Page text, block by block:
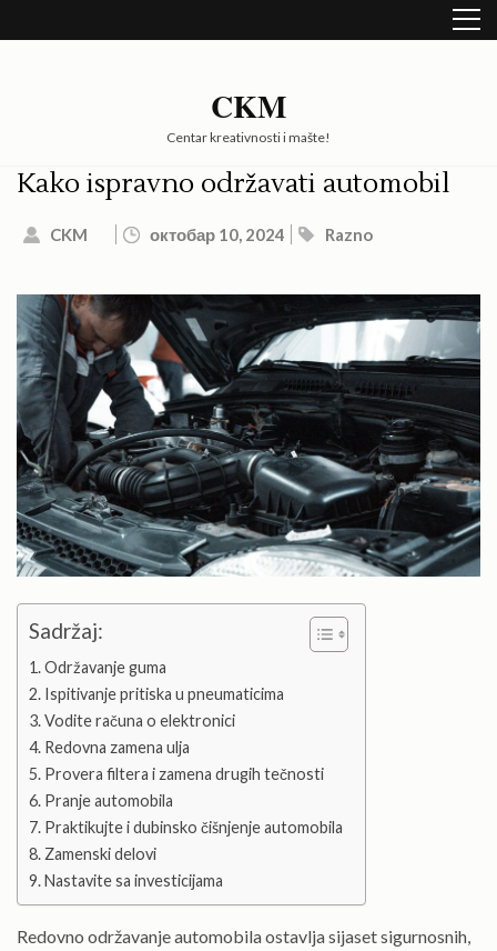
to
CKM
Centar kreativnosti i mašte!
Kako ispravno održavati automobil
CKM октобар 10, 2024 Razno
Sadržaj:
Održavanje guma
Ispitivanje pritiska u pneumaticima
Vodite računa o elektronici
Redovna zamena ulja
Provera filtera i zamena drugih tečnosti
Pranje automobila
Praktikujte i dubinsko čišnjenje automobila
Zamenski delovi
Nastavite sa investicijama
Redovno održavanje automobila ostavlja sijaset sigurnosnih,